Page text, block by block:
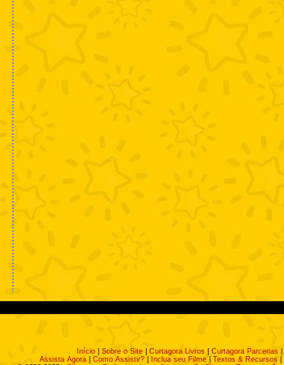
Início Sobre o Site Curtagora Livros Curtagora Parcerias
Assista Agora| Como Assistir?| Inclua seu Filme| Textos & Recursos